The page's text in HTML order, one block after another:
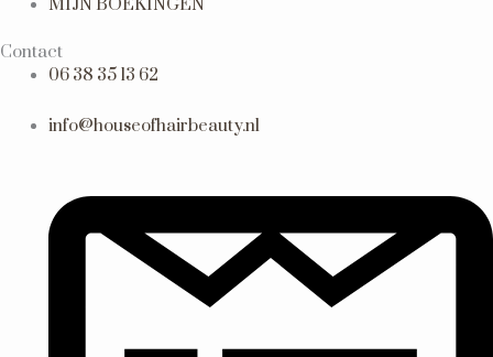
MIJN BOEKINGEN
Contact
06 38 35 13 62
info@houseofhairbeauty.nl